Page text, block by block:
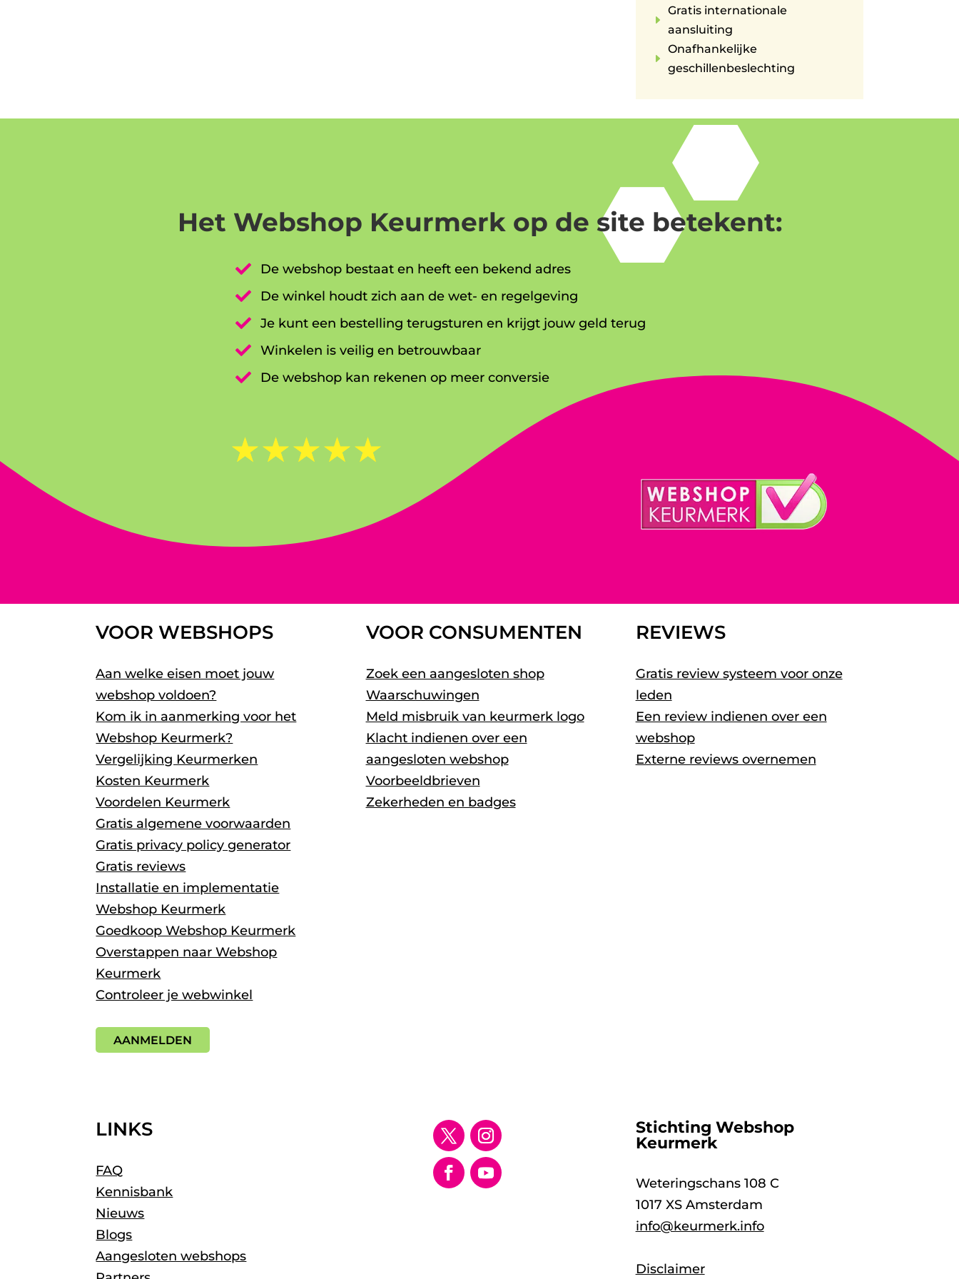
E
Gratis internationale
aansluiting
E
Onafhankelijke
geschillenbeslechting
Het Webshop Keurmerk op de site betekent:

De webshop bestaat en heeft een bekend adres

De winkel houdt zich aan de wet- en regelgeving
 Je kunt een bestelling terugsturen en krijgt jouw geld terug
 Winkelen is veilig en betrouwbaar

De webshop kan rekenen op meer conversie
☆☆☆☆☆
VOOR WEBSHOPS
Aan welke eisen moet jouw
webshop voldoen?
Kom ik in aanmerking voor het
Webshop Keurmerk?
Vergelijking Keurmerken
Kosten Keurmerk
Voordelen Keurmerk
Gratis algemene voorwaarden
Gratis privacy policy generator
Gratis reviews
Installatie en implementatie
Webshop Keurmerk
Goedkoop Webshop Keurmerk
Overstappen naar Webshop
Keurmerk
Controleer je webwinkel
AANMELDEN
VOOR CONSUMENTEN
Zoek een aangesloten shop
Waarschuwingen
Meld misbruik van keurmerk logo
Klacht indienen over een
aangesloten webshop
Voorbeeldbrieven
Zekerheden en badges
REVIEWS
Gratis review systeem voor onze
leden
Een review indienen over een
webshop
Externe reviews overnemen
LINKS
FAQ
Kennisbank
Nieuws
Blogs
Aangesloten webshops
Stichting Webshop
Keurmerk
Weteringschans 108 C
1017 XS Amsterdam
info@keurmerk.info
Disclaimer